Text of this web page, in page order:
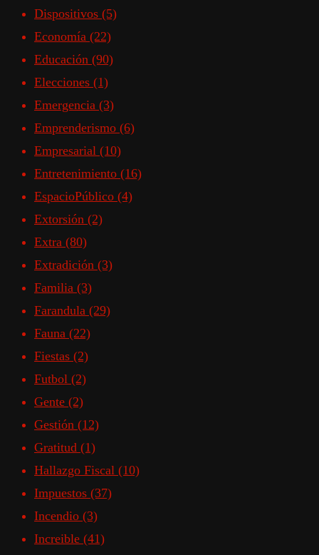
Dispositivos (5)
Economía (22)
Educación (90)
Elecciones (1)
Emergencia (3)
Emprenderismo (6)
Empresarial (10)
Entretenimiento (16)
EspacioPúblico (4)
Extorsión (2)
Extra (80)
Extradición (3)
Familia (3)
Farandula (29)
Fauna (22)
Fiestas (2)
Futbol (2)
Gente (2)
Gestión (12)
Gratitud (1)
Hallazgo Fiscal (10)
Impuestos (37)
Incendio (3)
Increible (41)